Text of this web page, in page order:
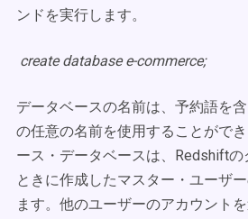
ンドを実行します。
create database e-commerce;
データベースの名前は、予約語を
の任意の名前を使用することがで
ース・データベースは、Redshift
ときに作成したマスター・ユーザ
ます。他のユーザーのアカウントを